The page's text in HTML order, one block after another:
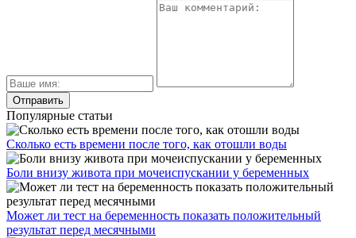
Популярные статьи
Сколько есть времени после того, как отошли воды
Боли внизу живота при мочеиспускании у беременных
Может ли тест на беременность показать положительный
результат перед месячными